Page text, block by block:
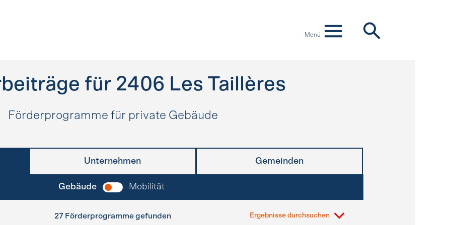
Menü
für 2406 Les Taillères
Förderprogramme für private Gebäude
Unternehmen Gemeinden
Gebäude Mobilität
27 Förderprogramme gefunden Ergebnisse durchsuchen